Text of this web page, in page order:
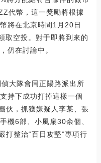
代幣，這一獎勵將根據
將在北京時間1月20日
取空投。對于即將到來的
仍在討論中。
大隊會同正陽路派出所
持下成功打掉這樣一個
伙，抓獲嫌疑人李某、張
機6部、小風扇30余個、
打整治“百日攻堅”專項行